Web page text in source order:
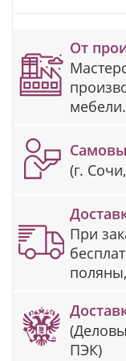
От
мебели.
(г.
При
ПЭК)